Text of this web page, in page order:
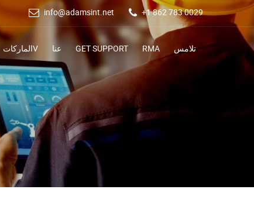
info@adamsint.net +1 862 783 0029
الماركاتV عنا GET SUPPORT RMA تلامس